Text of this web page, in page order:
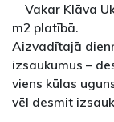
Vakar Klāva
m2 platībā.
Aizvadītajā
izsaukumus –
viens kūlas
vēl desmit